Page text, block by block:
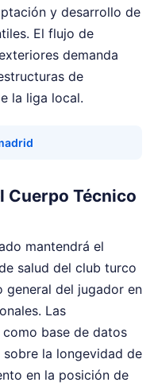
y desarrollo de
El flujo de
demanda
de
la liga local.
Cuerpo Técnico
mantendrá el
salud del club turco
general del jugador en
Las
base de datos
la longevidad de
en la posición de